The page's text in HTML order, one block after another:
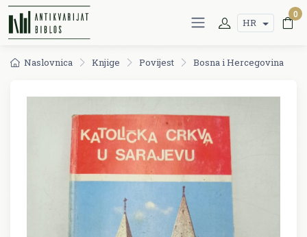
HR
0
Naslovnica Knjige Povijest Bosna i Hercegovina